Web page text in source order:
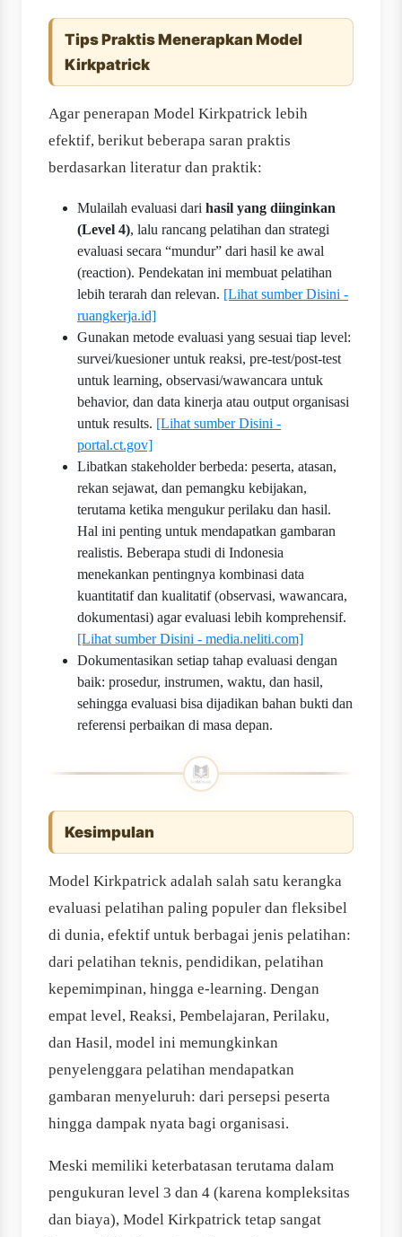
Tips Praktis Menerapkan Model
Kirkpatrick
Agar penerapan Model Kirkpatrick lebih
efektif, berikut beberapa saran praktis
berdasarkan literatur dan praktik:
Mulailah evaluasi dari hasil yang diinginkan
(Level 4), lalu rancang pelatihan dan strategi
evaluasi secara “mundur” dari hasil ke awal
(reaction). Pendekatan ini membuat pelatihan
lebih terarah dan relevan. [Lihat sumber Disini -
ruangkerja.id]
Gunakan metode evaluasi yang sesuai tiap level:
survei/kuesioner untuk reaksi, pre-test/post-test
untuk learning, observasi/wawancara untuk
behavior, dan data kinerja atau output organisasi
untuk results. [Lihat sumber Disini -
portal.ct.gov]
Libatkan stakeholder berbeda: peserta, atasan,
rekan sejawat, dan pemangku kebijakan,
terutama ketika mengukur perilaku dan hasil.
Hal ini penting untuk mendapatkan gambaran
realistis. Beberapa studi di Indonesia
menekankan pentingnya kombinasi data
kuantitatif dan kualitatif (observasi, wawancara,
dokumentasi) agar evaluasi lebih komprehensif.
[Lihat sumber Disini - media.neliti.com]
Dokumentasikan setiap tahap evaluasi dengan
baik: prosedur, instrumen, waktu, dan hasil,
sehingga evaluasi bisa dijadikan bahan bukti dan
referensi perbaikan di masa depan.
Kesimpulan
Model Kirkpatrick adalah salah satu kerangka
evaluasi pelatihan paling populer dan fleksibel
di dunia, efektif untuk berbagai jenis pelatihan:
dari pelatihan teknis, pendidikan, pelatihan
kepemimpinan, hingga e-learning. Dengan
empat level, Reaksi, Pembelajaran, Perilaku,
dan Hasil, model ini memungkinkan
penyelenggara pelatihan mendapatkan
gambaran menyeluruh: dari persepsi peserta
hingga dampak nyata bagi organisasi.
Meski memiliki keterbatasan terutama dalam
pengukuran level 3 dan 4 (karena kompleksitas
dan biaya), Model Kirkpatrick tetap sangat